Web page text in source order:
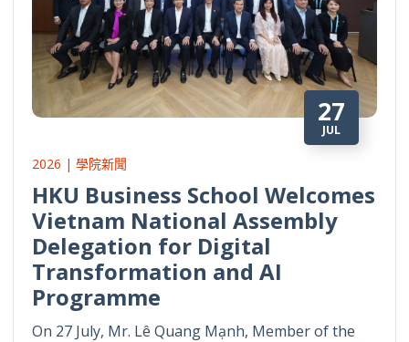
27
JUL
2026 | 學院新聞
HKU Business School Welcomes
Vietnam National Assembly
Delegation for Digital
Transformation and AI
Programme
On 27 July, Mr. Lê Quang Mạnh, Member of the